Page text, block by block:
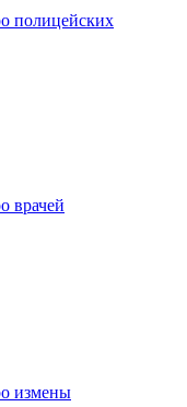
полицейских
врачей
измены